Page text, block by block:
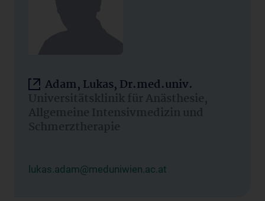
Adam, Lukas, Dr.med.univ.
Universitätsklinik für Anästhesie,
Allgemeine Intensivmedizin und
Schmerztherapie
lukas.adam@meduniwien.ac.at